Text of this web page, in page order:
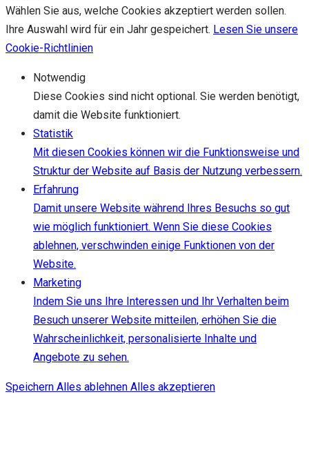
Wählen Sie aus, welche Cookies akzeptiert werden sollen.
Ihre Auswahl wird für ein Jahr gespeichert. Lesen Sie unsere
Cookie-Richtlinien
Notwendig
Diese Cookies sind nicht optional. Sie werden benötigt,
damit die Website funktioniert.
Statistik
Mit diesen Cookies können wir die Funktionsweise und
Struktur der Website auf Basis der Nutzung verbessern.
Erfahrung
Damit unsere Website während Ihres Besuchs so gut
wie möglich funktioniert. Wenn Sie diese Cookies
ablehnen, verschwinden einige Funktionen von der
Website.
Marketing
Indem Sie uns Ihre Interessen und Ihr Verhalten beim
Besuch unserer Website mitteilen, erhöhen Sie die
Wahrscheinlichkeit, personalisierte Inhalte und
Angebote zu sehen.
Speichern Alles ablehnen Alles akzeptieren